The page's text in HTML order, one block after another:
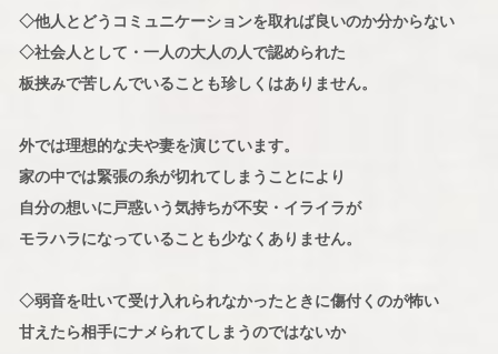
◇他人とどうコミュニケーションを取れば良いのか分からない
◇社会人として・一人の大人の人で認められた
板挟みで苦しんでいることも珍しくはありません。
外では理想的な夫や妻を演じています。
家の中では緊張の糸が切れてしまうことにより
自分の想いに戸惑いう気持ちが不安・イライラが
モラハラになっていることも少なくありません。
◇弱音を吐いて受け入れられなかったときに傷付くのが怖い
甘えたら相手にナメられてしまうのではないか